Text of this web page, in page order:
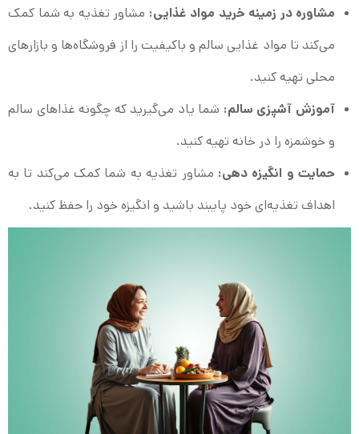
مشاوره در زمینه خرید مواد غذایی:مشاور تغذیه به شما کمک
می‌کند تا مواد غذایی سالم و باکیفیت را از فروشگاه‌ها و بازارهای
محلی تهیه کنید.
آموزش آشپزی سالم:شما یاد می‌گیرید که چگونه غذاهای سالم
و خوشمزه را در خانه تهیه کنید.
حمایت و انگیزه دهی:مشاور تغذیه به شما کمک می‌کند تا به
اهداف تغذیه‌ای خود پایبند باشید و انگیزه خود را حفظ کنید.